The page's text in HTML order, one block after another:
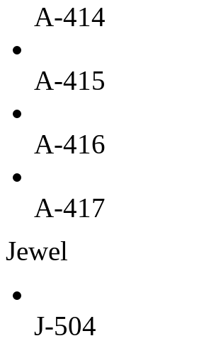
A-414
A-415
A-416
A-417
Jewel
J-504